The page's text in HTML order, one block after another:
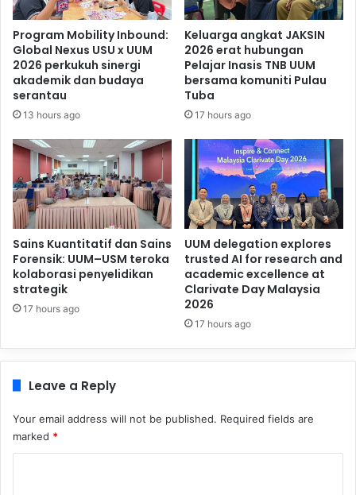
Program Mobility Inbound:
Global Nexus USU x UUM
2026 perkukuh sinergi
akademik dan budaya
serantau
13 hours ago
Keluarga angkat JAKSIN
2026 erat hubungan
Pelajar Inasis TNB UUM
bersama komuniti Pulau
Tuba
17 hours ago
Sains Kuantitatif dan Sains
Forensik: UUM–USM teroka
kolaborasi penyelidikan
strategik
17 hours ago
UUM delegation explores
trusted AI for research and
academic excellence at
Clarivate Day Malaysia
2026
17 hours ago
Leave a Reply
Your email address will not be published. Required fields are
marked *